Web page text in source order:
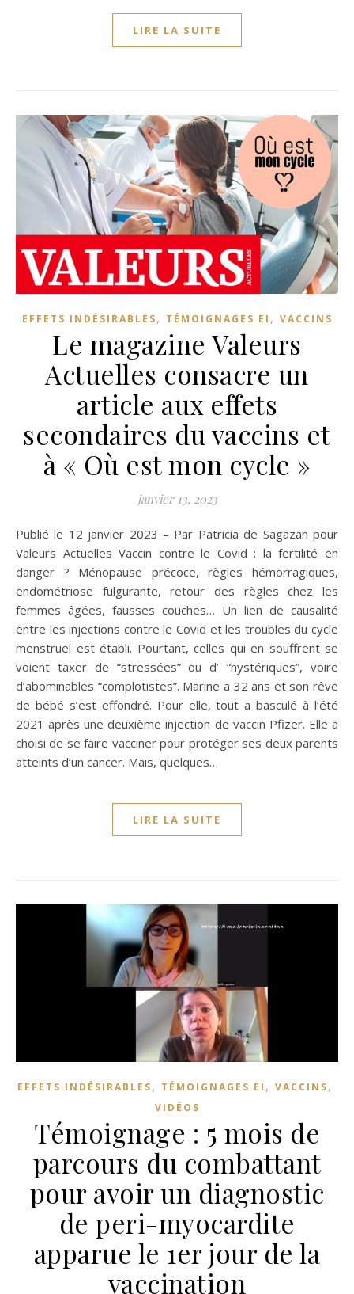
LIRE LA SUITE
EFFETS INDÉSIRABLES, TÉMOIGNAGES EI , VACCINS
Le magazine Valeurs
Actuelles consacre un
article aux effets
secondaires du vaccins et
à « Où est mon cycle »
janvier 13, 2023
Publié le 12 janvier 2023 – Par Patricia de Sagazan pour
Valeurs Actuelles Vaccin contre le Covid : la fertilité en
danger ? Ménopause précoce, règles hémorragiques,
endométriose fulgurante, retour des règles chez les
femmes âgées, fausses couches… Un lien de causalité
entre les injections contre le Covid et les troubles du cycle
menstruel est établi. Pourtant, celles qui en souffrent se
voient taxer de “stressées” ou d’ “hystériques”, voire
d’abominables “complotistes”. Marine a 32 ans et son rêve
de bébé s’est effondré. Pour elle, tout a basculé à l’été
2021 après une deuxième injection de vaccin Pfizer. Elle a
choisi de se faire vacciner pour protéger ses deux parents
atteints d’un cancer. Mais, quelques…
LIRE LA SUITE
EFFETS INDÉSIRABLES, TÉMOIGNAGES EI , VACCINS,
VIDÉOS
Témoignage : 5 mois de
parcours du combattant
pour avoir un diagnostic
de peri-myocardite
apparue le 1er jour de la
vaccination